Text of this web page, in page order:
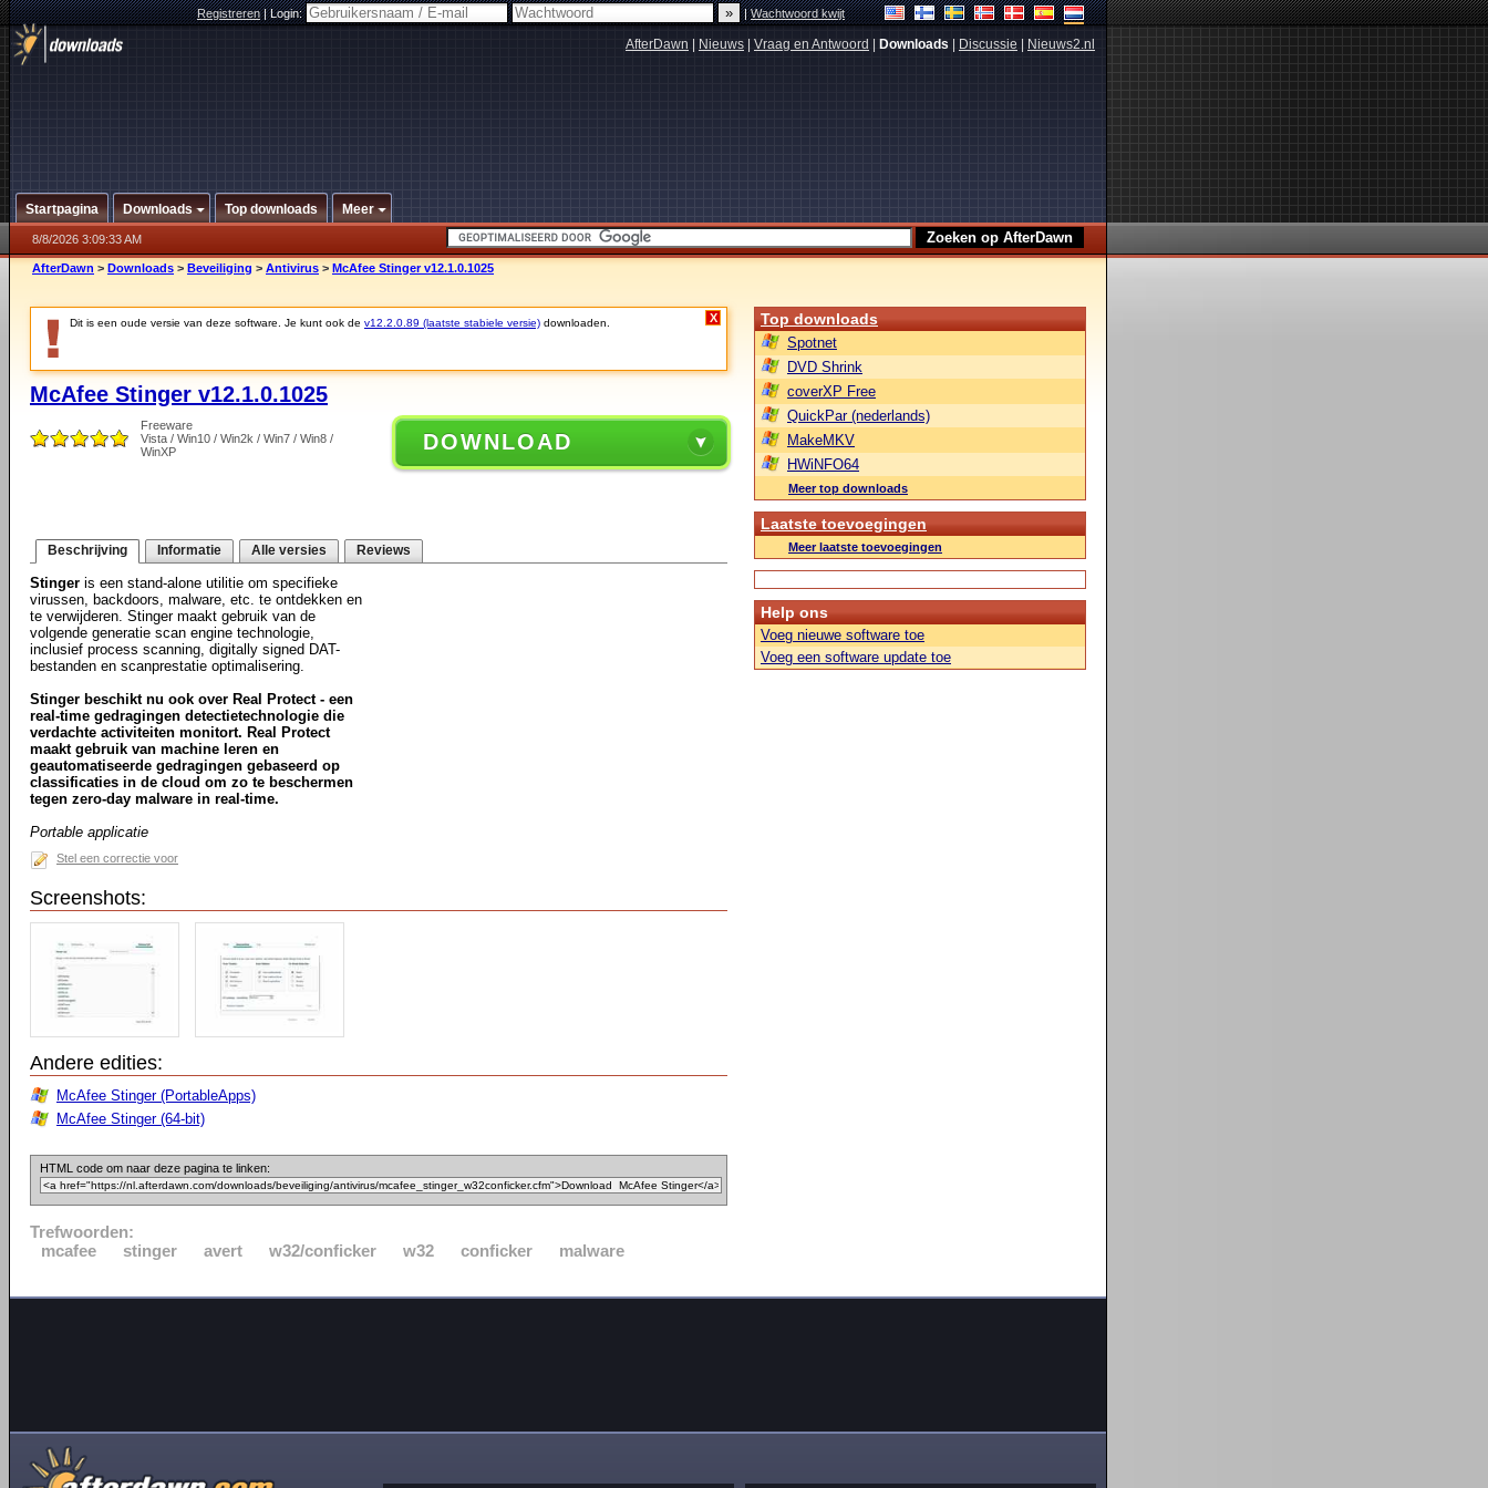
Registreren|Login: |Wachtwoord kwijt
AfterDawn Nieuws Vraag en Antwoord Downloads Discussie Nieuws2.nl
Startpagina Downloads Top downloads Meer
8/8/2026 3:09:33 AM
AfterDawn > Downloads > Beveiliging > Antivirus > McAfee Stinger v12.1.0.1025
Dit is een oude versie van deze software. Je kunt ook de v12.2.0.89 (laatste stabiele versie) downloaden. X
McAfee Stinger v12.1.0.1025
Freeware
Vista / Win10 / Win2k / Win7 / Win8 /
WinXP
DOWNLOAD
Beschrijving Informatie Alle versies Reviews
Stinger is een stand-alone utilitie om specifieke
virussen, backdoors, malware, etc. te ontdekken en
te verwijderen. Stinger maakt gebruik van de
volgende generatie scan engine technologie,
inclusief process scanning, digitally signed DAT-
bestanden en scanprestatie optimalisering.
Stinger beschikt nu ook over Real Protect - een
real-time gedragingen detectietechnologie die
verdachte activiteiten monitort. Real Protect
maakt gebruik van machine leren en
geautomatiseerde gedragingen gebaseerd op
classificaties in de cloud om zo te beschermen
tegen zero-day malware in real-time.
Portable applicatie
Stel een correctie voor
Screenshots:
Andere edities:
McAfee Stinger (PortableApps)
McAfee Stinger (64-bit)
HTML code om naar deze pagina te linken:
Trefwoorden:
mcafee
stinger avert w32/conficker w32 conficker malware
Top downloads
Spotnet
DVD Shrink
coverXP Free
QuickPar (nederlands)
MakeMKV
HWiNFO64
Meer top downloads
Laatste toevoegingen
Meer laatste toevoegingen
Help ons
Voeg nieuwe software toe
Voeg een software update toe